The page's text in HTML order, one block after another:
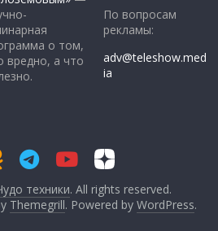
о том,
вредно, а что
По вопросам
рекламы:
adv@teleshow.med
ia
техники. All rights reserved.
Themegrill. Powered byWordPress.